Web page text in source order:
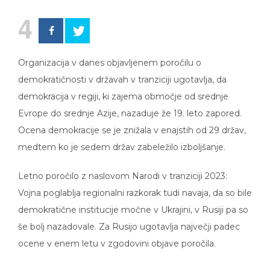
4
demokratičnosti v državah v tranziciji ugotavlja, da
demokracija v regiji, ki zajema območje od srednje
Evrope do srednje Azije, nazaduje že 19. leto zapored.
Ocena demokracije se je znižala v enajstih od 29 držav,
medtem ko je sedem držav zabeležilo izboljšanje.
Vojna poglablja regionalni razkorak tudi navaja, da so bile
demokratične institucije močne v Ukrajini, v Rusiji pa so
še bolj nazadovale. Za Rusijo ugotavlja največji padec
ocene v enem letu v zgodovini objave poročila.